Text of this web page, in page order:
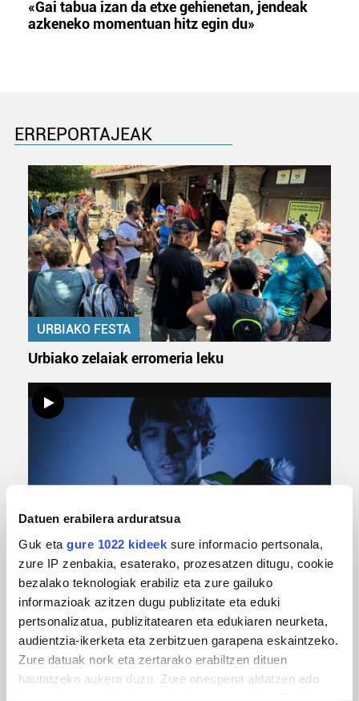
Datuen erabilera arduratsua
Guk eta gure 1022 kideek sure informacio pertsonala,
zure IP zenbakia, esaterako, prozesatzen ditugu, cookie
bezalako teknologiak erabiliz eta zure gailuko
informazioak azitzen dugu publizitate eta eduki
pertsonalizatua, publizitatearen eta edukiaren neurketa,
audientzia-ikerketa eta zerbitzuen garapena eskaintzeko.
Zure datuak nork eta zertarako erabiltzen dituen
hautatzeko aukera duzu. Zure onespena aldatzen edo
«Gai tabua izan da etxe gehienetan, jendeak
azkeneko momentuan hitz egin du»
ERREPORTAJEAK
URBIAKO FESTA
Urbiako zelaiak erromeria leku
MUSIKA
Odik berria ezagutzeko aukera 'KimiK' eta
'Amaaaa!' abestiekin